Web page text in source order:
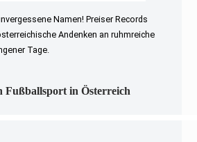
Namen! Preiser Records
Andenken an ruhmreiche
Tage.
Fußballsport in Österreich